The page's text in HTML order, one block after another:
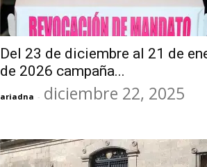
Del 23 de diciembre al 21 de
de 2026 campaña...
ariadna - diciembre 22, 2025